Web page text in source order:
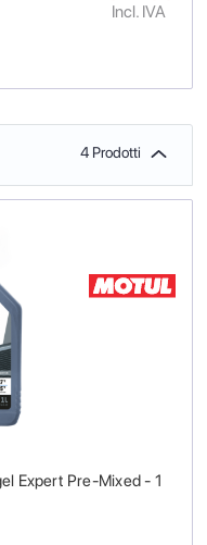
Incl. IVA
4 Prodotti
Expert Pre-Mixed - 1